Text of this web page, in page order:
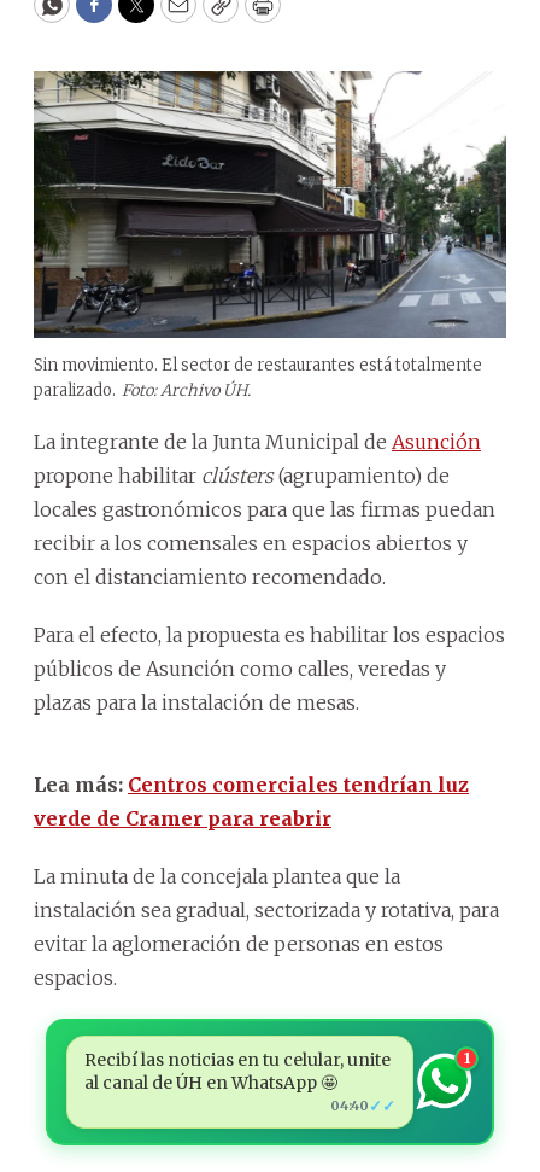
WhatsApp
Facebook
Twitter
EmailCopyPrint
Sin movimiento. El sector de restaurantes está totalmente
paralizado. Foto: Archivo ÚH.
La integrante de la Junta Municipal de Asunción
propone habilitar clústers(agrupamiento) de
locales gastronómicos para que las firmas puedan
recibir a los comensales en espacios abiertos y
con el distanciamiento recomendado.
Para el efecto, la propuesta es habilitar los espacios
públicos de Asunción como calles, veredas y
plazas para la instalación de mesas.
Lea más: Centros comerciales tendrían luz
verde de Cramer para reabrir
La minuta de la concejala plantea que la
instalación sea gradual, sectorizada y rotativa, para
evitar la aglomeración de personas en estos
espacios.
Recibí las noticias en tu celular, unite
al canal de ÚH en WhatsApp 🤩
04:40 ✓✓
1